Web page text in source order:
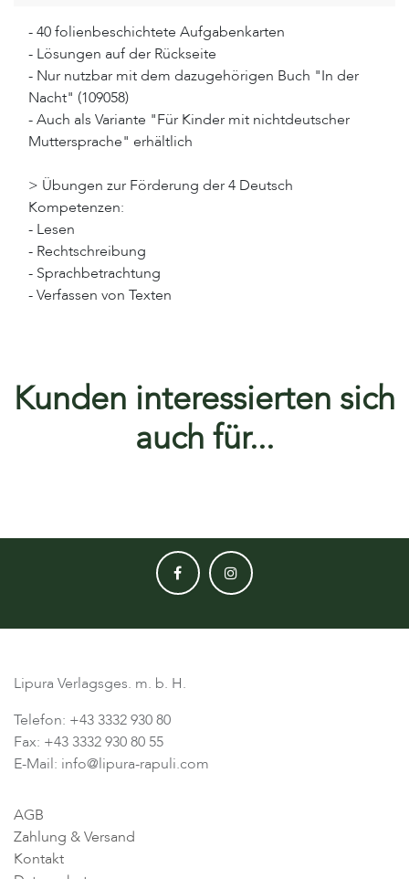
- 40 folienbeschichtete Aufgabenkarten
- Lösungen auf der Rückseite
- Nur nutzbar mit dem dazugehörigen Buch "In der
Nacht" (109058)
- Auch als Variante "Für Kinder mit nichtdeutscher
Muttersprache" erhältlich
> Übungen zur Förderung der 4 Deutsch
Kompetenzen:
- Lesen
- Rechtschreibung
- Sprachbetrachtung
- Verfassen von Texten
Kunden interessierten sich
auch für...
Lipura Verlagsges. m. b. H.
Telefon: +43 3332 930 80
Fax: +43 3332 930 80 55
E-Mail: info@lipura-rapuli.com
AGB
Zahlung & Versand
Kontakt